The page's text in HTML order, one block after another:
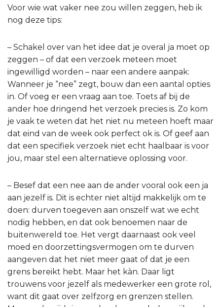
Voor wie wat vaker nee zou willen zeggen, heb ik
nog deze tips:
– Schakel over van het idee dat je overal ja moet op
zeggen – of dat een verzoek meteen moet
ingewilligd worden – naar een andere aanpak:
Wanneer je “nee” zegt, bouw dan een aantal opties
in. Of voeg er een vraag aan toe. Toets af bij de
ander hoe dringend het verzoek precies is. Zo kom
je vaak te weten dat het niet nu meteen hoeft maar
dat eind van de week ook perfect ok is. Of geef aan
dat een specifiek verzoek niet echt haalbaar is voor
jou, maar stel een alternatieve oplossing voor.
– Besef dat een nee aan de ander vooral ook een ja
aan jezelf is. Dit is echter niet altijd makkelijk om te
doen: durven toegeven aan onszelf wat we echt
nodig hebben, en dat ook benoemen naar de
buitenwereld toe. Het vergt daarnaast ook veel
moed en doorzettingsvermogen om te durven
aangeven dat het niet meer gaat of dat je een
grens bereikt hebt. Maar het kàn. Daar ligt
trouwens voor jezelf als medewerker een grote rol,
want dit gaat over zelfzorg en grenzen stellen.